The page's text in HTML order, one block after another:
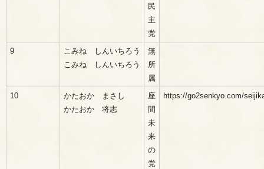
民
主
党
9
こみね しんいちろう
こみね しんいちろう
無
所
属
10
かたおか まさし
かたおか 将志
座
間
未
来
の
党
https://go2senkyo.com/